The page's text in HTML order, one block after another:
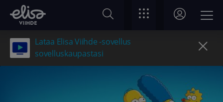
Lataa Elisa Viihde -sovellus
sovelluskaupastasi